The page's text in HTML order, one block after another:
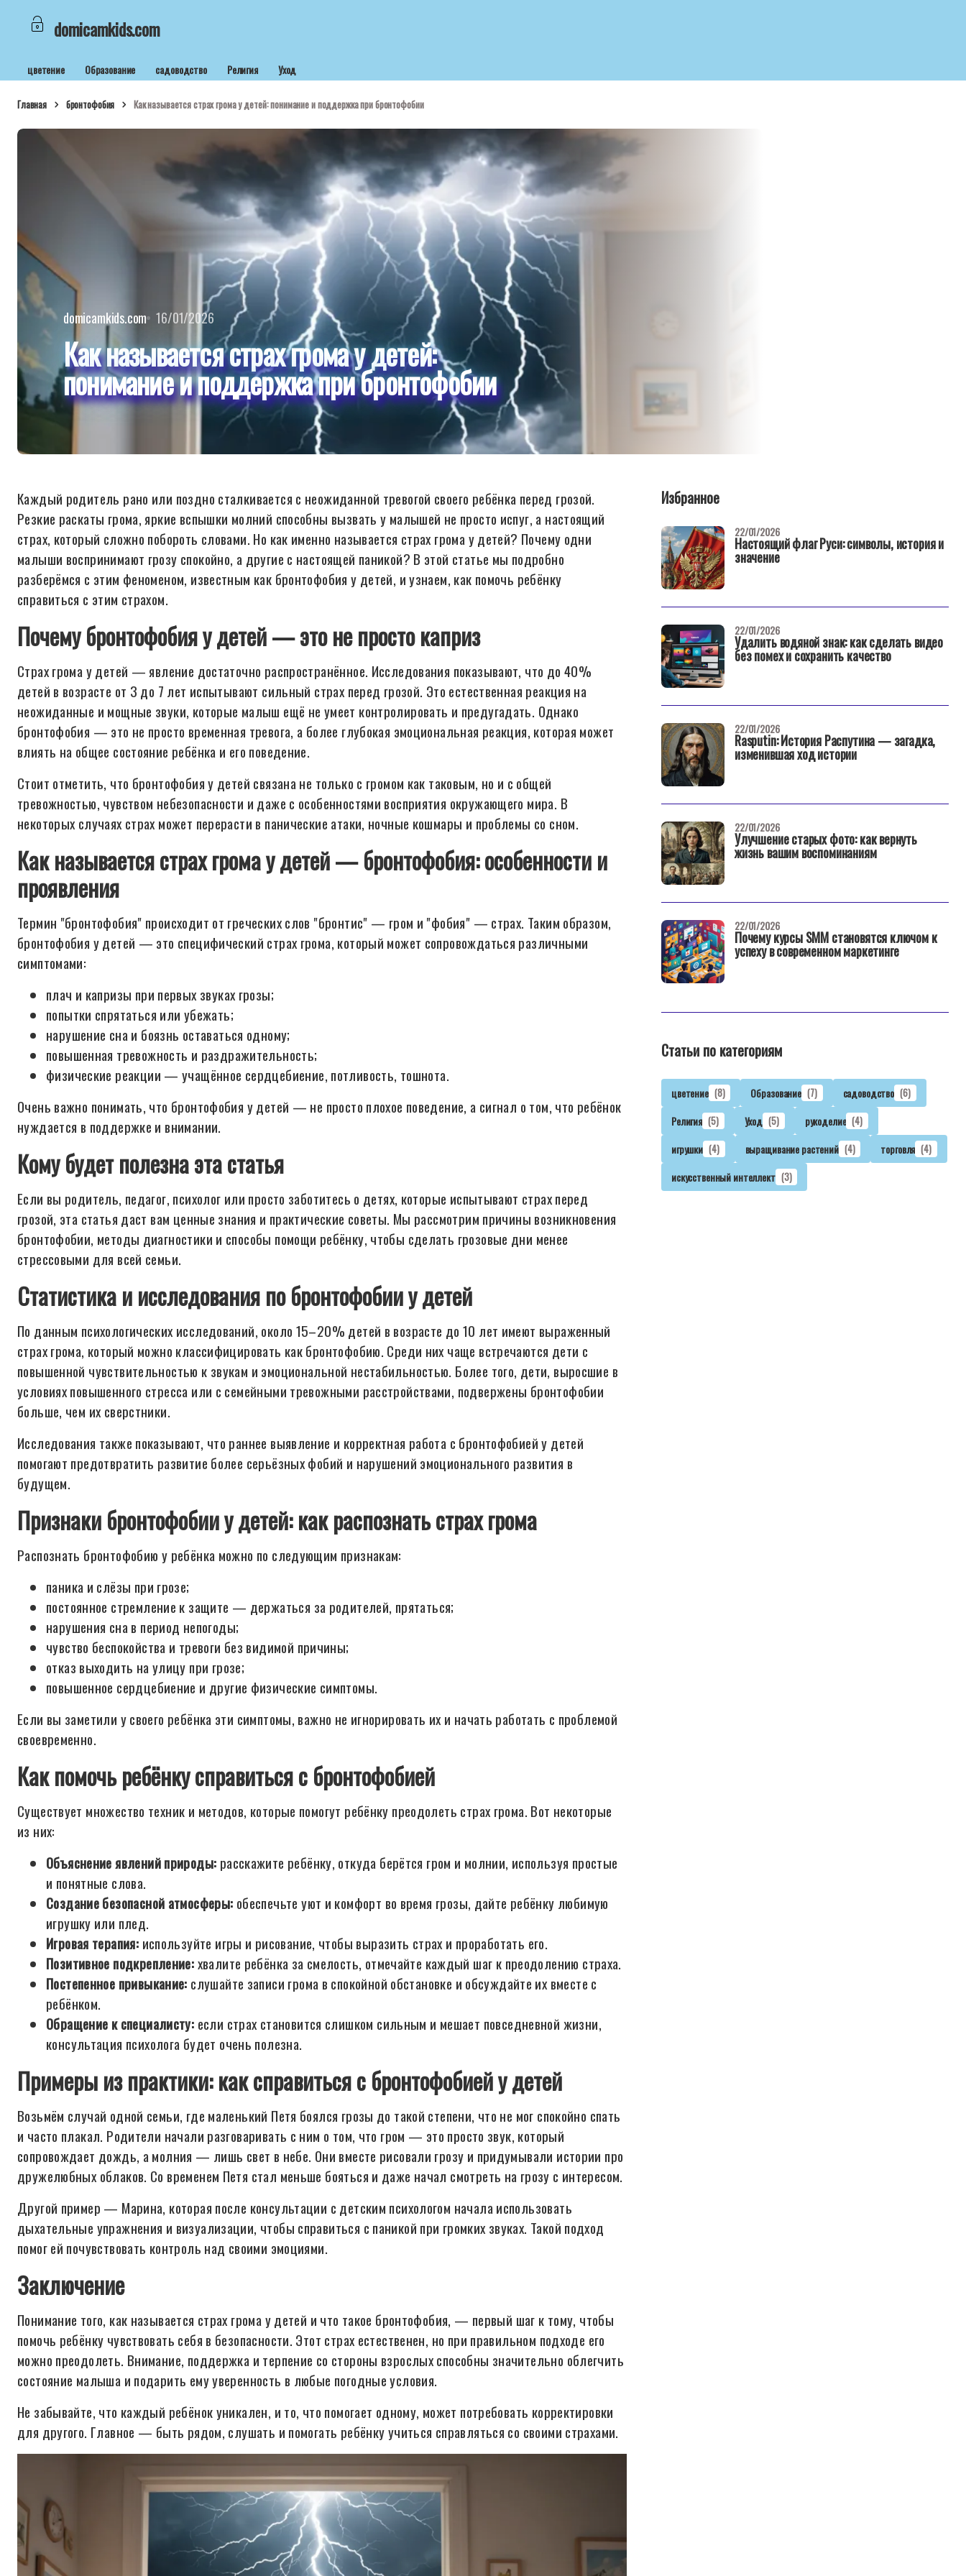
domicamkids.com
цветение Образование садоводство Религия Уход
Главная бронтофобия Как называется страх грома у детей: понимание и поддержка при бронтофобии
domicamkids.com 16/01/2026
Как называется страх грома у детей:
понимание и поддержка при бронтофобии
Каждый родитель рано или поздно сталкивается с неожиданной тревогой своего ребёнка перед грозой.
Резкие раскаты грома, яркие вспышки молний способны вызвать у малышей не просто испуг, а настоящий
страх, который сложно побороть словами. Но как именно называется страх грома у детей? Почему одни
малыши воспринимают грозу спокойно, а другие с настоящей паникой? В этой статье мы подробно
разберёмся с этим феноменом, известным как бронтофобия у детей, и узнаем, как помочь ребёнку
справиться с этим страхом.
Почему бронтофобия у детей — это не просто каприз
Страх грома у детей — явление достаточно распространённое. Исследования показывают, что до 40%
детей в возрасте от 3 до 7 лет испытывают сильный страх перед грозой. Это естественная реакция на
неожиданные и мощные звуки, которые малыш ещё не умеет контролировать и предугадать. Однако
бронтофобия — это не просто временная тревога, а более глубокая эмоциональная реакция, которая может
влиять на общее состояние ребёнка и его поведение.
Стоит отметить, что бронтофобия у детей связана не только с громом как таковым, но и с общей
тревожностью, чувством небезопасности и даже с особенностями восприятия окружающего мира. В
некоторых случаях страх может перерасти в панические атаки, ночные кошмары и проблемы со сном.
Как называется страх грома у детей — бронтофобия: особенности и
проявления
Термин "бронтофобия" происходит от греческих слов "бронтис" — гром и "фобия" — страх. Таким образом,
бронтофобия у детей — это специфический страх грома, который может сопровождаться различными
симптомами:
плач и капризы при первых звуках грозы;
попытки спрятаться или убежать;
нарушение сна и боязнь оставаться одному;
повышенная тревожность и раздражительность;
физические реакции — учащённое сердцебиение, потливость, тошнота.
Очень важно понимать, что бронтофобия у детей — не просто плохое поведение, а сигнал о том, что ребёнок
нуждается в поддержке и внимании.
Кому будет полезна эта статья
Если вы родитель, педагог, психолог или просто заботитесь о детях, которые испытывают страх перед
грозой, эта статья даст вам ценные знания и практические советы. Мы рассмотрим причины возникновения
бронтофобии, методы диагностики и способы помощи ребёнку, чтобы сделать грозовые дни менее
стрессовыми для всей семьи.
Статистика и исследования по бронтофобии у детей
По данным психологических исследований, около 15–20% детей в возрасте до 10 лет имеют выраженный
страх грома, который можно классифицировать как бронтофобию. Среди них чаще встречаются дети с
повышенной чувствительностью к звукам и эмоциональной нестабильностью. Более того, дети, выросшие в
условиях повышенного стресса или с семейными тревожными расстройствами, подвержены бронтофобии
больше, чем их сверстники.
Исследования также показывают, что раннее выявление и корректная работа с бронтофобией у детей
помогают предотвратить развитие более серьёзных фобий и нарушений эмоционального развития в
будущем.
Признаки бронтофобии у детей: как распознать страх грома
Распознать бронтофобию у ребёнка можно по следующим признакам:
паника и слёзы при грозе;
постоянное стремление к защите — держаться за родителей, прятаться;
нарушения сна в период непогоды;
чувство беспокойства и тревоги без видимой причины;
отказ выходить на улицу при грозе;
повышенное сердцебиение и другие физические симптомы.
Если вы заметили у своего ребёнка эти симптомы, важно не игнорировать их и начать работать с проблемой
своевременно.
Как помочь ребёнку справиться с бронтофобией
Существует множество техник и методов, которые помогут ребёнку преодолеть страх грома. Вот некоторые
из них:
Объяснение явлений природы: расскажите ребёнку, откуда берётся гром и молнии, используя простые
и понятные слова.
Создание безопасной атмосферы: обеспечьте уют и комфорт во время грозы, дайте ребёнку любимую
игрушку или плед.
Игровая терапия: используйте игры и рисование, чтобы выразить страх и проработать его.
Позитивное подкрепление:хвалите ребёнка за смелость, отмечайте каждый шаг к преодолению страха.
Постепенное привыкание: слушайте записи грома в спокойной обстановке и обсуждайте их вместе с
ребёнком.
Обращение к специалисту: если страх становится слишком сильным и мешает повседневной жизни,
консультация психолога будет очень полезна.
Примеры из практики: как справиться с бронтофобией у детей
Возьмём случай одной семьи, где маленький Петя боялся грозы до такой степени, что не мог спокойно спать
и часто плакал. Родители начали разговаривать с ним о том, что гром — это просто звук, который
сопровождает дождь, а молния — лишь свет в небе. Они вместе рисовали грозу и придумывали истории про
дружелюбных облаков. Со временем Петя стал меньше бояться и даже начал смотреть на грозу с интересом.
Другой пример — Марина, которая после консультации с детским психологом начала использовать
дыхательные упражнения и визуализации, чтобы справиться с паникой при громких звуках. Такой подход
помог ей почувствовать контроль над своими эмоциями.
Заключение
Понимание того, как называется страх грома у детей и что такое бронтофобия, — первый шаг к тому, чтобы
помочь ребёнку чувствовать себя в безопасности. Этот страх естественен, но при правильном подходе его
можно преодолеть. Внимание, поддержка и терпение со стороны взрослых способны значительно облегчить
состояние малыша и подарить ему уверенность в любые погодные условия.
Не забывайте, что каждый ребёнок уникален, и то, что помогает одному, может потребовать корректировки
для другого. Главное — быть рядом, слушать и помогать ребёнку учиться справляться со своими страхами.
Избранное
Настоящий флаг Руси: символы, история и
значение
22/01/2026
Удалить водяной знак: как сделать видео
без помех и сохранить качество
22/01/2026
Rasputin: История Распутина — загадка,
изменившая ход истории
22/01/2026
Улучшение старых фото: как вернуть
жизнь вашим воспоминаниям
22/01/2026
Почему курсы SMM становятся ключом к
успеху в современном маркетинге
22/01/2026
Статьи по категориям
цветение (8) Образование (7) садоводство (6)
Религия (5) Уход (5) рукоделие (4)
игрушки (4) выращивание растений (4) торговля (4)
искусственный интеллект (3)